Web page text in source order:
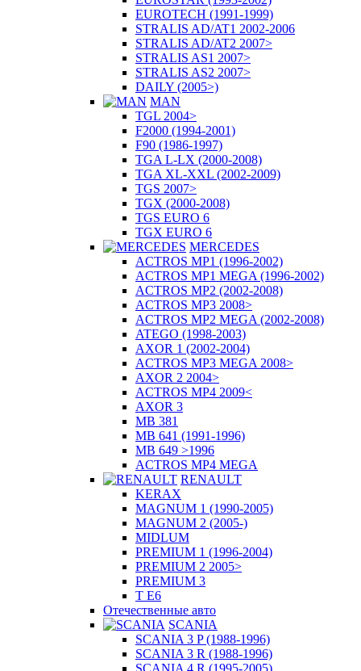
EUROTECH (1991-1999)
STRALIS AD/AT1 2002-2006
STRALIS AD/AT2 2007>
STRALIS AS1 2007>
STRALIS AS2 2007>
DAILY (2005>)
MAN
TGL 2004>
F2000 (1994-2001)
F90 (1986-1997)
TGA L-LX (2000-2008)
TGA XL-XXL (2002-2009)
TGS 2007>
TGX (2000-2008)
TGS EURO 6
TGX EURO 6
MERCEDES
ACTROS MP1 (1996-2002)
ACTROS MP1 MEGA (1996-2002)
ACTROS MP2 (2002-2008)
ACTROS MP3 2008>
ACTROS MP2 MEGA (2002-2008)
ATEGO (1998-2003)
AXOR 1 (2002-2004)
ACTROS MP3 MEGA 2008>
AXOR 2 2004>
ACTROS MP4 2009<
AXOR 3
MB 381
MB 641 (1991-1996)
MB 649 >1996
ACTROS MP4 MEGA
RENAULT
KERAX
MAGNUM 1 (1990-2005)
MAGNUM 2 (2005-)
MIDLUM
PREMIUM 1 (1996-2004)
PREMIUM 2 2005>
PREMIUM 3
T E6
Отечественные авто
SCANIA
SCANIA 3 P (1988-1996)
SCANIA 3 R (1988-1996)
SCANIA 4 R (1995-2005)